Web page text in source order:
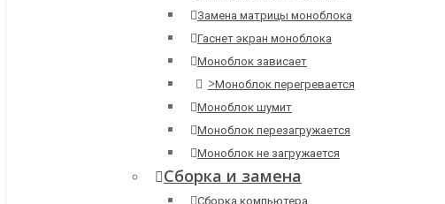
Замена матрицы моноблока
Гаснет экран моноблока
Моноблок зависает
>Моноблок перегревается
Моноблок шумит
Моноблок перезагружается
Моноблок не загружается
Сборка и замена
Сборка компьютера